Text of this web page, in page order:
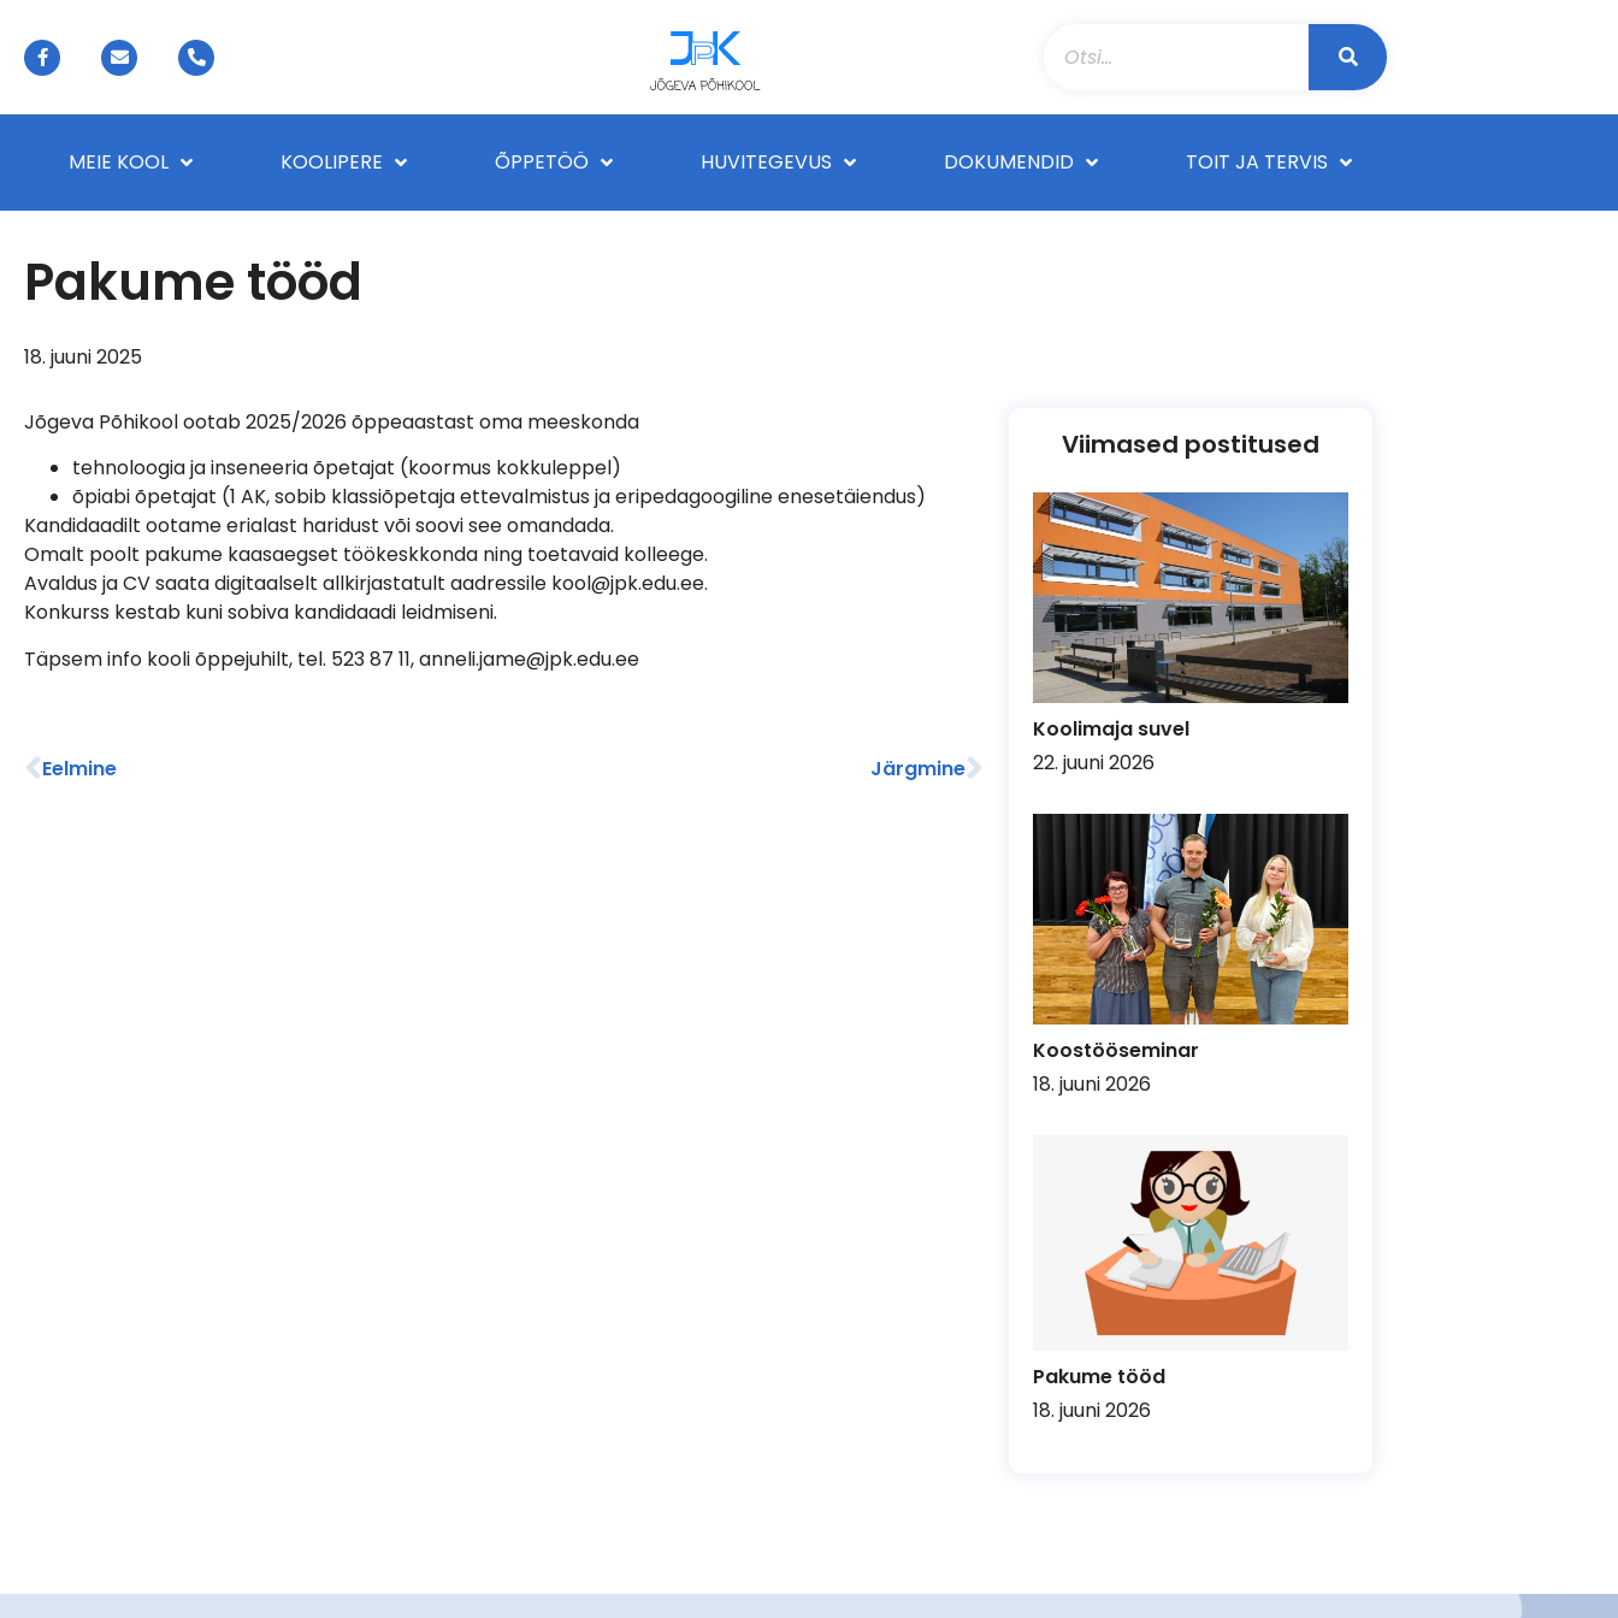
MEIE KOOL KOOLIPERE ÕPPETÖÖ HUVITEGEVUS DOKUMENDID TOIT JA TERVIS
Pakume tööd
18. juuni 2025
Jõgeva Põhikool ootab 2025/2026 õppeaastast oma meeskonda
tehnoloogia ja inseneeria õpetajat (koormus kokkuleppel)
õpiabi õpetajat (1 AK, sobib klassiõpetaja ettevalmistus ja eripedagoogiline enesetäiendus)
Kandidaadilt ootame erialast haridust või soovi see omandada.
Omalt poolt pakume kaasaegset töökeskkonda ning toetavaid kolleege.
Avaldus ja CV saata digitaalselt allkirjastatult aadressile kool@jpk.edu.ee.
Konkurss kestab kuni sobiva kandidaadi leidmiseni.
Täpsem info kooli õppejuhilt, tel. 523 87 11, anneli.jame@jpk.edu.ee
Eelmine Järgmine
Viimased postitused
Koolimaja suvel
22. juuni 2026
Koostööseminar
18. juuni 2026
Pakume tööd
18. juuni 2026